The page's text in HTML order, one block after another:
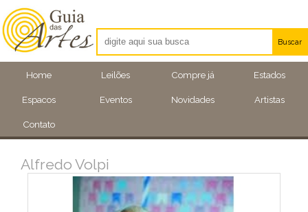
Home Leilões Compre já Estados
Espacos Eventos Novidades Artistas
Contato
Buscar
Artistas
Eventos
Alfredo Volpi